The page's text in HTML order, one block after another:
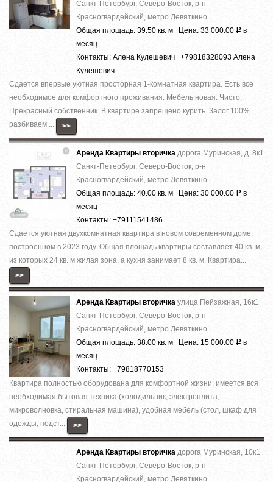
Санкт-Петербург, Северо-Восток, р-н
Красногвардейский, метро Девяткино
Общая площадь: 39.50 кв. м Цена: 33 000.00 Р в
месяц
Контакты: Алена Кулешевич +79818328093 Алена
Кулешевич
Сдается впервые уютная просторная 1-комнатная квартира. Есть все
необходимое для комфортного проживания. Мебель новая. Чисто.
Прекрасный собственник. В квартире запрещено курить. Залог 100%
разбиваем ...
>>
Аренда Квартиры вторичка дорога Муринская, д. 8к1
Санкт-Петербург, Северо-Восток, р-н
Красногвардейский, метро Девяткино
Общая площадь: 40.00 кв. м Цена: 30 000.00 Р в
месяц
Контакты: +79111541486
Сдается уютная двухкомнатная квартира в новом современном доме,
построенном в 2023 году. Общая площадь квартиры составляет 40 кв. м,
из которых 24 кв. м жилая зона, а кухня занимает 8 кв. м. Квартира...
>>
Аренда Квартиры вторичка улица Пейзажная, 16к1
Санкт-Петербург, Северо-Восток, р-н
Красногвардейский, метро Девяткино
Общая площадь: 38.00 кв. м Цена: 15 000.00 Р в
месяц
Контакты: +79818770153
Квартира полностью оборудована для комфортной жизни: имеется вся
необходимая бытовая техника (холодильник, электроплита,
микроволновка, стиральная машина), удобная мебель (стол, шкаф для
одежды, подст...
>>
Аренда Квартиры вторичка дорога Муринская, 10к1
Санкт-Петербург, Северо-Восток, р-н
Красногвардейский, метро Девяткино